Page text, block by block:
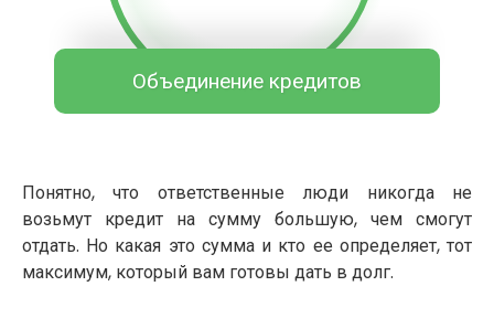
Объединение кредитов
Понятно, что ответственные люди никогда не
возьмут кредит на сумму большую, чем смогут
отдать. Но какая это сумма и кто ее определяет, тот
максимум, который вам готовы дать в долг.